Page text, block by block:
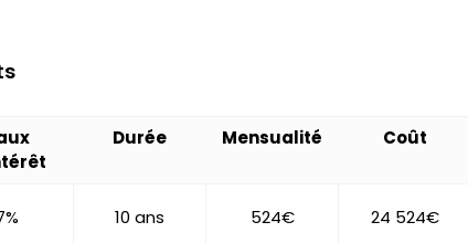
Durée Mensualité Coût
10 ans 524€ 24 524€